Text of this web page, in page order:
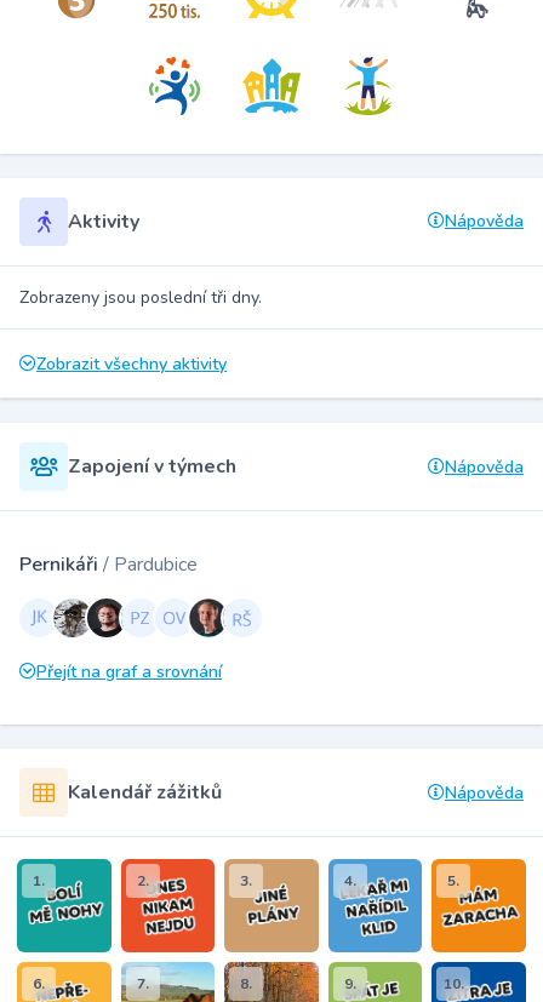
Aktivity Nápověda
Zobrazeny jsou poslední tři dny.
Zobrazit všechny aktivity
Zapojení v týmech Nápověda
Pernikáři / Pardubice
Přejít na graf a srovnání
Kalendář zážitků Nápověda
1. 2. 3. 4. 5.
6. 7. 8. 9. 10.